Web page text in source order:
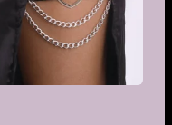
(30 à 55cm tour de